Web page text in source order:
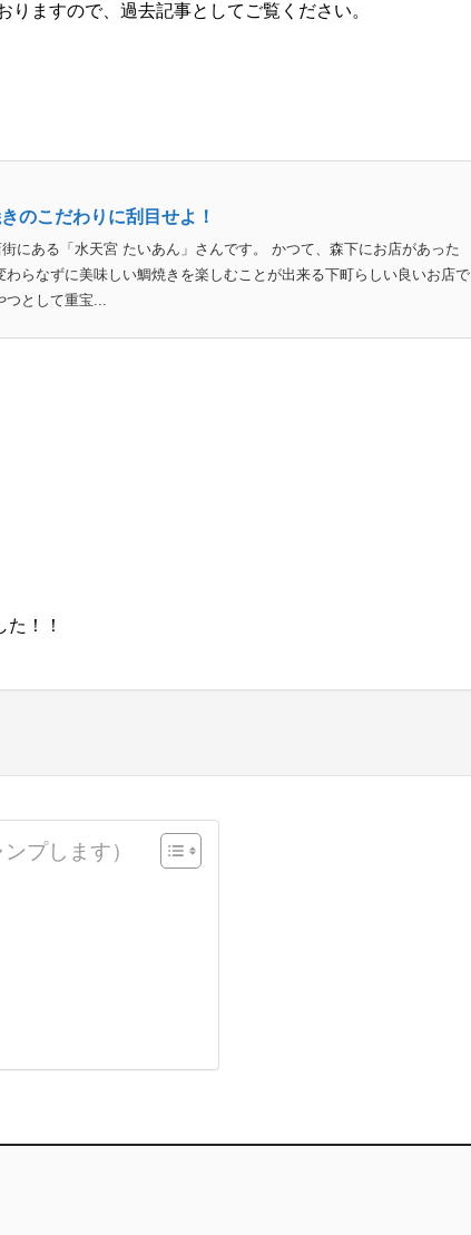
ますので、過去記事としてご覧ください。
のこだわりに刮目せよ！
にある「水天宮 たいあん」さんです。 かつて、森下にお店があった
らなずに美味しい鯛焼きを楽しむことが出来る下町らしい良いお店で
として重宝...
！！
プします）